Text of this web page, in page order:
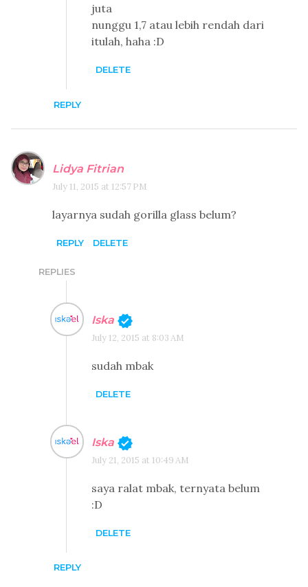
juta
nunggu 1,7 atau lebih rendah dari
itulah, haha :D
DELETE
REPLY
Lidya Fitrian
July 11, 2015 at 12:57 PM
layarnya sudah gorilla glass belum?
REPLY DELETE
REPLIES
Iska
July 12, 2015 at 8:03 AM
sudah mbak
DELETE
Iska
July 21, 2015 at 10:49 AM
saya ralat mbak, ternyata belum
:D
DELETE
REPLY